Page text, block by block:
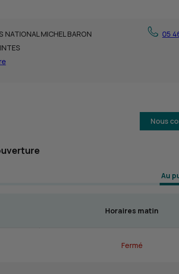
NATIONAL MICHEL BARON
05
Nous
Au
Horaires matin
Fermé